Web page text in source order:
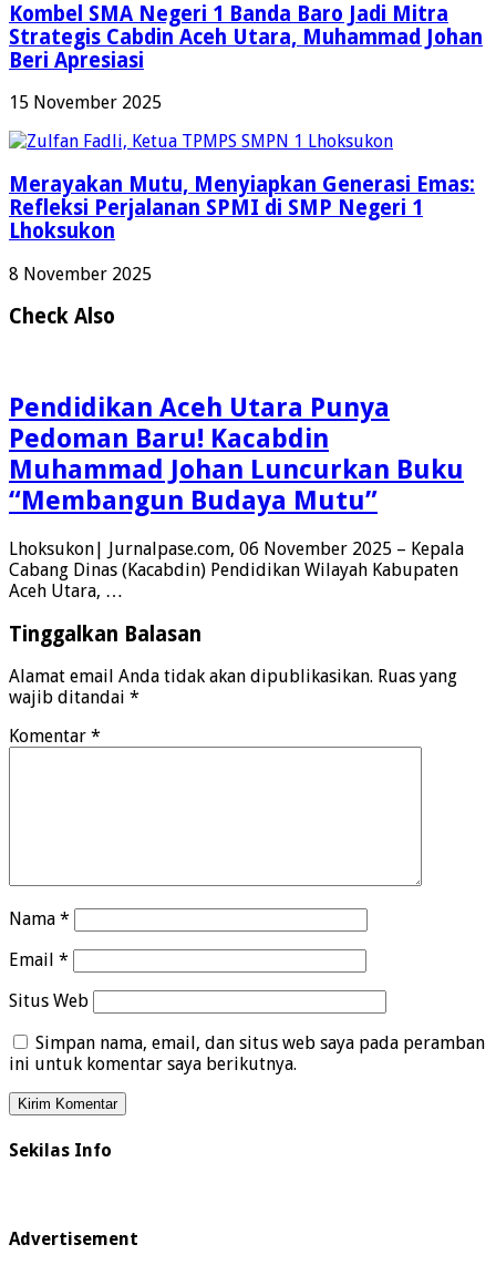
Kombel SMA Negeri 1 Banda Baro Jadi Mitra
Strategis Cabdin Aceh Utara, Muhammad Johan
Beri Apresiasi
15 November 2025
Merayakan Mutu, Menyiapkan Generasi Emas:
Refleksi Perjalanan SPMI di SMP Negeri 1
Lhoksukon
8 November 2025
Check Also
Pendidikan Aceh Utara Punya
Pedoman Baru! Kacabdin
Muhammad Johan Luncurkan Buku
“Membangun Budaya Mutu”
Lhoksukon| Jurnalpase.com, 06 November 2025 – Kepala
Cabang Dinas (Kacabdin) Pendidikan Wilayah Kabupaten
Aceh Utara, …
Tinggalkan Balasan
Alamat email Anda tidak akan dipublikasikan. Ruas yang
wajib ditandai *
Komentar *
Nama *
Email *
Situs Web
Simpan nama, email, dan situs web saya pada peramban
ini untuk komentar saya berikutnya.
Sekilas Info
Advertisement